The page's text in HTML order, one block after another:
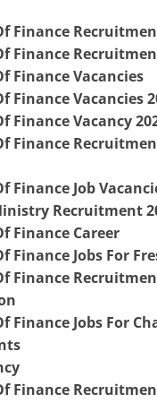
Finance
Finance
Finance Vacancies
Finance Vacancies
Finance Vacancy
Finance
Finance Job
Recruitment
Finance Career
Finance Jobs For
Finance
Finance Jobs For
Finance